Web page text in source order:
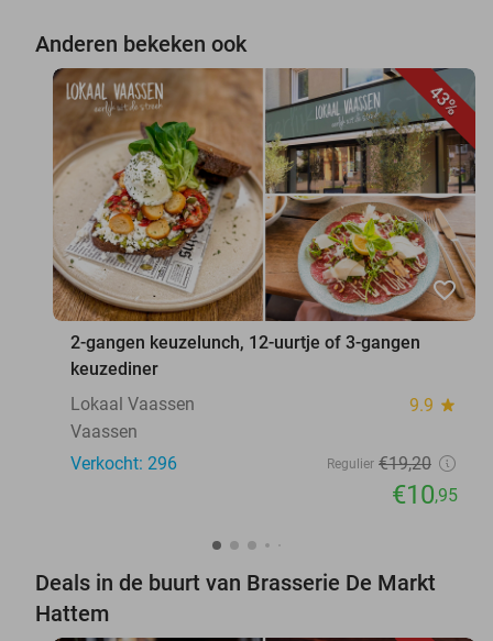
Anderen bekeken ook
43%
favorite_border
2-gangen keuzelunch, 12-uurtje of 3-gangen
keuzediner
Lokaal Vaassen
9.9 star
Vaassen
Verkocht: 296
Regulier €19,20
€10,95
Deals in de buurt van Brasserie De Markt
Hattem